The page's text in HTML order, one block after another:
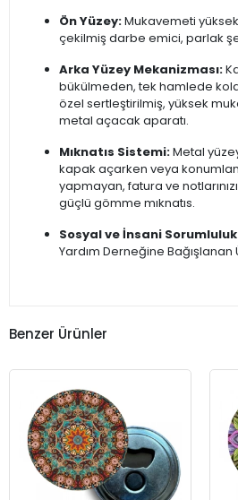
Ön Yüzey:Mukavemeti
çekilmiş darbe emici, parlak
Arka Yüzey Mekanizması:
bükülmeden, tek hamlede
özel sertleştirilmiş, yüksek
metal açacak aparatı.
Mıknatıs Sistemi:Metal
kapak açarken veya
yapmayan, fatura ve
güçlü gömme mıknatıs.
Sosyal ve İnsani
Yardım Derneğine Bağışlanan
Benzer Ürünler